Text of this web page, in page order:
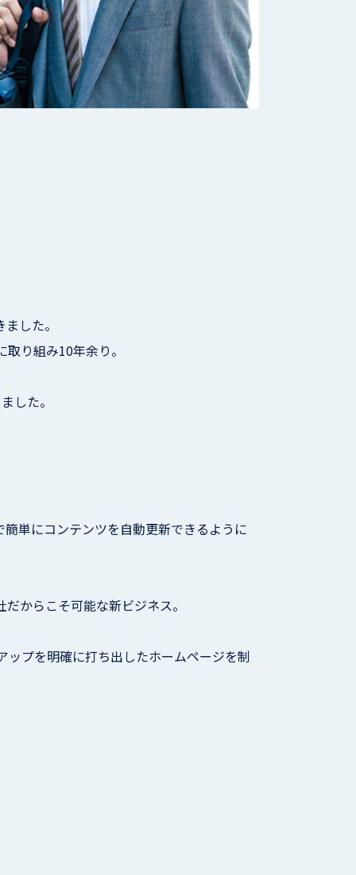
した。
り組み10年余り。
した。
単にコンテンツを自動更新できるように
からこそ可能な新ビジネス。
プを明確に打ち出したホームページを制